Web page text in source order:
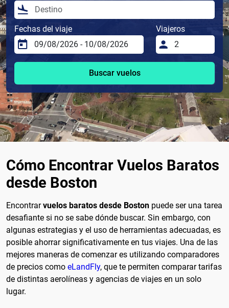
Fechas del viaje Viajeros
Buscar vuelos
Cómo Encontrar Vuelos Baratos
desde Boston
Encontrarvuelos baratos desde Boston puede ser una tarea
desafiante si no se sabe dónde buscar. Sin embargo, con
algunas estrategias y el uso de herramientas adecuadas, es
posible ahorrar significativamente en tus viajes. Una de las
mejores maneras de comenzar es utilizando comparadores
de precios como eLandFly, que te permiten comparar tarifas
de distintas aerolíneas y agencias de viajes en un solo
lugar.